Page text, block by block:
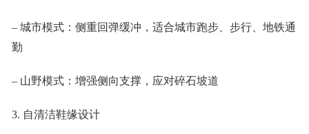
– 城市模式：侧重回弹缓冲，适合城市跑步、步行、地铁通
勤
– 山野模式：增强侧向支撑，应对碎石坡道
3. 自清洁鞋缘设计